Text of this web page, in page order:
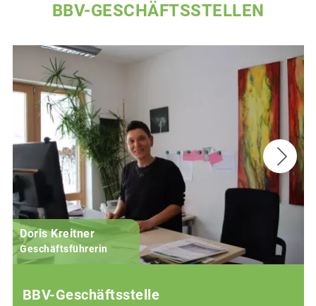
BBV-GESCHÄFTSSTELLEN
Doris Kreitner
Geschäftsführerin
BBV-Geschäftsstelle